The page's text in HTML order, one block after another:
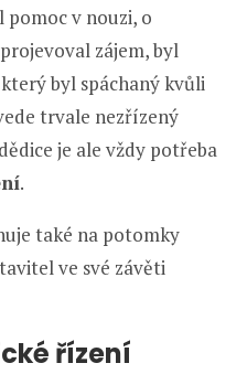
v nouzi, o
zájem, byl
byl spáchaný kvůli
trvale nezřízený
je ale vždy potřeba
.
také na potomky
ve své závěti
řízení